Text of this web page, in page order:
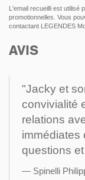
L'email recueilli est
promotionnelles. Vous
contactant LEGENDES
AVIS
"Jacky et
convivialité
relations
immédiates
questions
Spinelli